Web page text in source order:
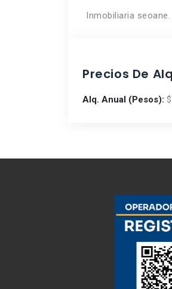
Inmobiliaria
Precios De
Alq. Anual (Pesos):